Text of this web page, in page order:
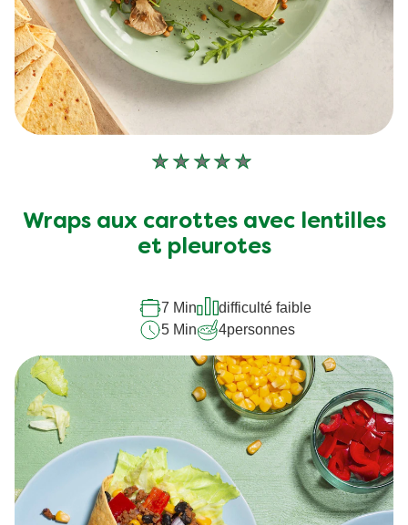
Aucune
soumise
pour
Wraps aux carottes avec lentilles
et pleurotes
7 Min
difficulté faible
5 Min
4personnes